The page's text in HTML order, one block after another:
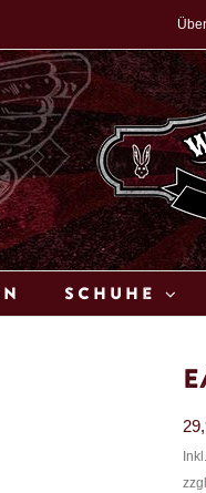
Schuhe